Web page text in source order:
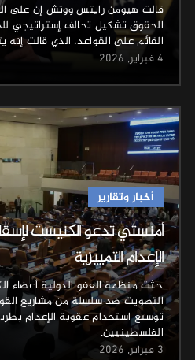
قالت هيومن رايتس ووتش إن على
الحقوق تشكيل تحالف إستراتيجي
القائم على القواعد، الذي قالت
4 فبراير, 2026
أخبار وتقارير
أمنستي تدعو الكنيست
الإعدام التمييزية
حثت منظمة العفو الدولية أعضاء
التصويت ضد سلسلة من مشاريع
توسيع استخدام عقوبة الإعدام
الفلسطينيين.
3 فبراير, 2026